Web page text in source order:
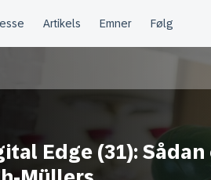
Edge (31): Sådan